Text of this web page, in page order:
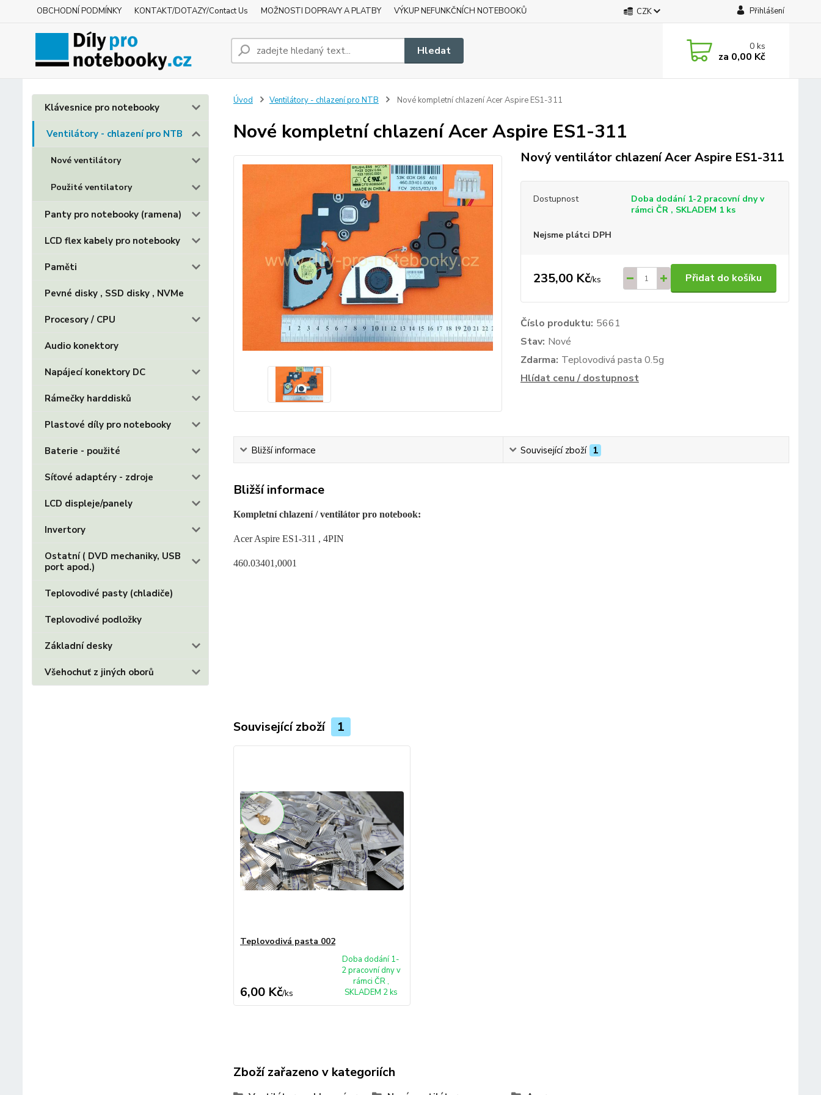
OBCHODNÍ PODMÍNKY KONTAKT/DOTAZY/Contact Us MOŽNOSTI DOPRAVY A PLATBY VÝKUP NEFUNKČNÍCH NOTEBOOKŮ CZK Přihlášení
Hledat 0ks
za 0,00 Kč
Klávesnice pro notebooky
Ventilátory - chlazení pro NTB
Nové ventilátory
Použité ventilatory
Panty pro notebooky (ramena)
LCD flex kabely pro notebooky
Paměti
Pevné disky , SSD disky , NVMe
Procesory / CPU
Audio konektory
Napájecí konektory DC
Rámečky harddisků
Plastové díly pro notebooky
Baterie - použité
Síťové adaptéry - zdroje
LCD displeje/panely
Invertory
Ostatní ( DVD mechaniky, USB
port apod.)
Teplovodivé pasty (chladiče)
Teplovodivé podložky
Základní desky
Všehochuť z jiných oborů
Úvod Ventilátory - chlazení pro NTB Nové kompletní chlazení Acer Aspire ES1-311
Nové kompletní chlazení Acer Aspire ES1-311
Nový ventilátor chlazení Acer Aspire ES1-311
Dostupnost
Doba dodání 1-2 pracovní dny v
rámci ČR , SKLADEM 1 ks
Nejsme plátci DPH
235,00 Kč/ks Přidat do košíku
Číslo produktu: 5661
Stav: Nové
Zdarma: Teplovodivá pasta 0.5g
Hlídat cenu / dostupnost
Bližší informace Související zboží 1
Bližší informace
Kompletní chlazení / ventilátor pro notebook:
Acer Aspire ES1-311 , 4PIN
460.03401,0001
Související zboží 1
Teplovodivá pasta 002
6,00 Kč/ks
Doba dodání 1-
2 pracovní dny v
rámci ČR ,
SKLADEM 2 ks
Zboží zařazeno v kategoriích